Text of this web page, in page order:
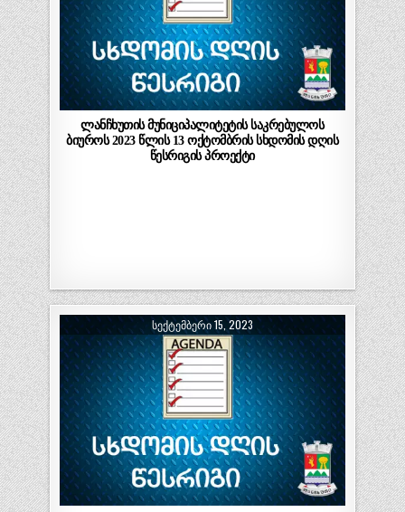
ლანჩხუთის მუნიციპალიტეტის საკრებულოს
ბიუროს 2023 წლის 13 ოქტომბრის სხდომის დღის
წესრიგის პროექტი
ᲡᲔᲥᲢᲔᲛᲑᲔᲠᲘ 15, 2023